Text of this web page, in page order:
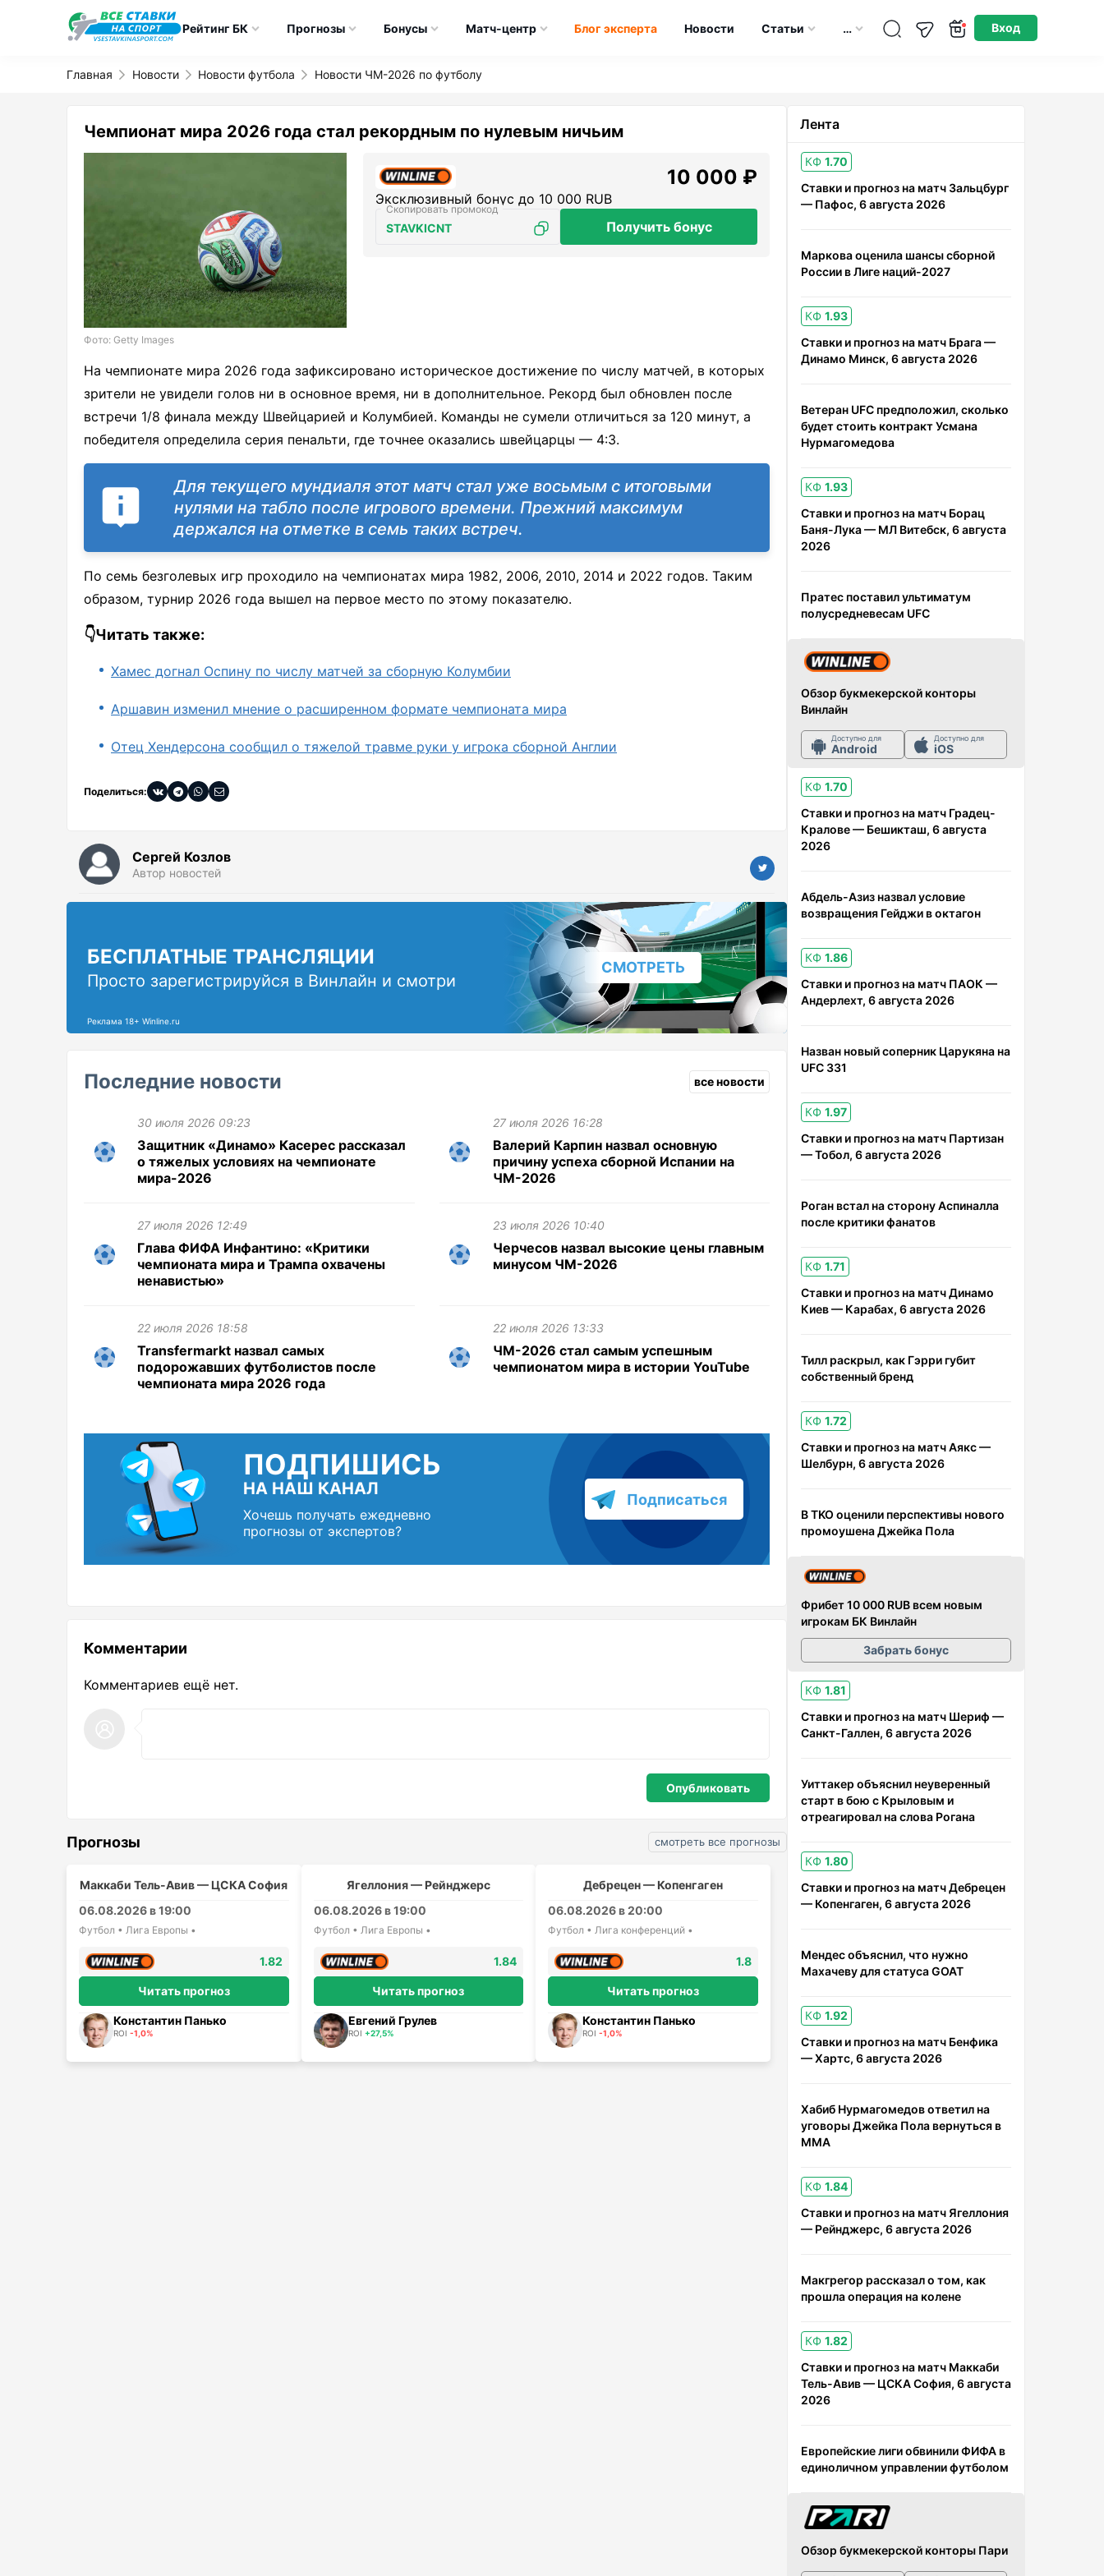
Рейтинг БК Прогнозы Бонусы Матч-центр Блог эксперта Новости Статьи … Вход
Главная Новости Новости футбола Новости ЧМ-2026 по футболу
Чемпионат мира 2026 года стал рекордным по нулевым ничьим
Фото: Getty Images
10 000 ₽
Эксклюзивный бонус до 10 000 RUB
STAVKICNT Получить бонус
На чемпионате мира 2026 года зафиксировано историческое достижение по числу матчей, в которых
зрители не увидели голов ни в основное время, ни в дополнительное. Рекорд был обновлен после
встречи 1/8 финала между Швейцарией и Колумбией. Команды не сумели отличиться за 120 минут, а
победителя определила серия пенальти, где точнее оказались швейцарцы — 4:3.
Для текущего мундиаля этот матч стал уже восьмым с итоговыми
нулями на табло после игрового времени. Прежний максимум
держался на отметке в семь таких встреч.
По семь безголевых игр проходило на чемпионатах мира 1982, 2006, 2010, 2014 и 2022 годов. Таким
образом, турнир 2026 года вышел на первое место по этому показателю.
👇Читать также:
Хамес догнал Оспину по числу матчей за сборную Колумбии
Аршавин изменил мнение о расширенном формате чемпионата мира
Отец Хендерсона сообщил о тяжелой травме руки у игрока сборной Англии
Поделиться:
Сергей Козлов
Автор новостей
БЕСПЛАТНЫЕ ТРАНСЛЯЦИИ
Просто зарегистрируйся в Винлайн и смотри
СМОТРЕТЬ
Реклама 18+ Winline.ru
Последние новости все новости
30 июля 2026 09:23
Защитник «Динамо» Касерес рассказал
о тяжелых условиях на чемпионате
мира-2026
27 июля 2026 16:28
Валерий Карпин назвал основную
причину успеха сборной Испании на
ЧМ-2026
27 июля 2026 12:49
Глава ФИФА Инфантино: «Критики
чемпионата мира и Трампа охвачены
ненавистью»
23 июля 2026 10:40
Черчесов назвал высокие цены главным
минусом ЧМ-2026
22 июля 2026 18:58
Transfermarkt назвал самых
подорожавших футболистов после
чемпионата мира 2026 года
22 июля 2026 13:33
ЧМ-2026 стал самым успешным
чемпионатом мира в истории YouTube
ПОДПИШИСЬ
НА НАШ КАНАЛ
Хочешь получать ежедневно
прогнозы от экспертов?
Подписаться
Комментарии
Комментариев ещё нет.
Прогнозы смотреть все прогнозы
Маккаби Тель-Авив — ЦСКА София
06.08.2026 в 19:00
Футбол • Лига Европы •
1.82
Читать прогноз
Константин Панько
ROI -1,0%
Ягеллония — Рейнджерс
06.08.2026 в 19:00
Футбол • Лига Европы •
1.84
Читать прогноз
Евгений Грулев
ROI +27,5%
Дебрецен — Копенгаген
06.08.2026 в 20:00
Футбол • Лига конференций •
1.8
Читать прогноз
Константин Панько
ROI-1,0%
Лента
КФ 1.70
Ставки и прогноз на матч Зальцбург
— Пафос, 6 августа 2026
Маркова оценила шансы сборной
России в Лиге наций-2027
КФ 1.93
Ставки и прогноз на матч Брага —
Динамо Минск, 6 августа 2026
Ветеран UFC предположил, сколько
будет стоить контракт Усмана
Нурмагомедова
КФ 1.93
Ставки и прогноз на матч Борац
Баня-Лука — МЛ Витебск, 6 августа
2026
Пратес поставил ультиматум
полусредневесам UFC
Обзор букмекерской конторы
Винлайн
Доступно для
Android
Доступно для
iOS
КФ 1.70
Ставки и прогноз на матч Градец-
Кралове — Бешикташ, 6 августа
2026
Абдель-Азиз назвал условие
возвращения Гейджи в октагон
КФ 1.86
Ставки и прогноз на матч ПАОК —
Андерлехт, 6 августа 2026
Назван новый соперник Царукяна на
UFC 331
КФ 1.97
Ставки и прогноз на матч Партизан
— Тобол, 6 августа 2026
Роган встал на сторону Аспиналла
после критики фанатов
КФ 1.71
Ставки и прогноз на матч Динамо
Киев — Карабах, 6 августа 2026
Тилл раскрыл, как Гэрри губит
собственный бренд
КФ 1.72
Ставки и прогноз на матч Аякс —
Шелбурн, 6 августа 2026
В TKO оценили перспективы нового
промоушена Джейка Пола
Фрибет 10 000 RUB всем новым
игрокам БК Винлайн
Забрать бонус
КФ 1.81
Ставки и прогноз на матч Шериф —
Санкт-Галлен, 6 августа 2026
Уиттакер объяснил неуверенный
старт в бою с Крыловым и
отреагировал на слова Рогана
КФ 1.80
Ставки и прогноз на матч Дебрецен
— Копенгаген, 6 августа 2026
Мендес объяснил, что нужно
Махачеву для статуса GOAT
КФ 1.92
Ставки и прогноз на матч Бенфика
— Хартс, 6 августа 2026
Хабиб Нурмагомедов ответил на
уговоры Джейка Пола вернуться в
ММА
КФ 1.84
Ставки и прогноз на матч Ягеллония
— Рейнджерс, 6 августа 2026
Макгрегор рассказал о том, как
прошла операция на колене
КФ 1.82
Ставки и прогноз на матч Маккаби
Тель-Авив — ЦСКА София, 6 августа
2026
Европейские лиги обвинили ФИФА в
единоличном управлении футболом
Обзор букмекерской конторы Пари